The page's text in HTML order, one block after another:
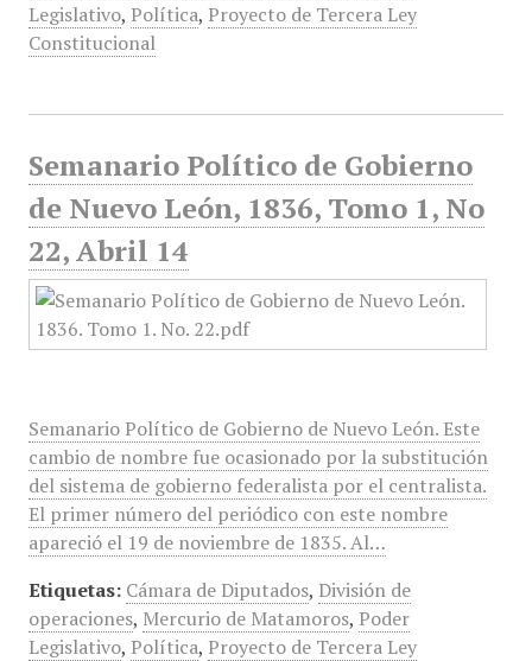
Legislativo, Política, Proyecto de Tercera Ley
Constitucional
Semanario Político de Gobierno
de Nuevo León, 1836, Tomo 1, No
22, Abril 14
Semanario Político de Gobierno de Nuevo León. Este
cambio de nombre fue ocasionado por la substitución
del sistema de gobierno federalista por el centralista.
El primer número del periódico con este nombre
apareció el 19 de noviembre de 1835. Al…
Etiquetas: Cámara de Diputados, División de
operaciones, Mercurio de Matamoros, Poder
Legislativo, Política, Proyecto de Tercera Ley